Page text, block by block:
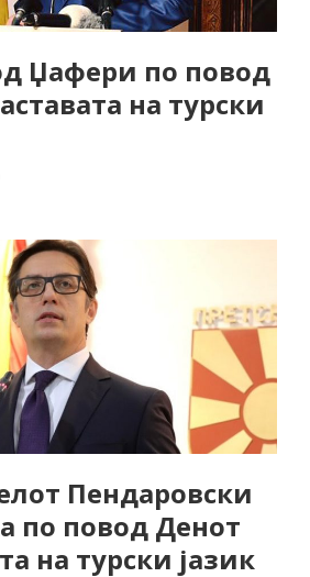
Џафери по повод
на турски
Пендаровски
по повод Денот
на турски јазик